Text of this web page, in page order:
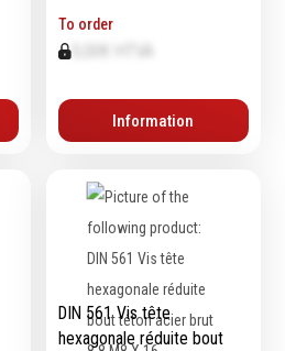
To order
Information
DIN 561 Vis tête
hexagonale réduite bout